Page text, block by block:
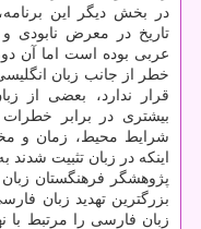
در بخش دیگر این
تاریخ در معرض نابودی
عربی بوده است اما آن
خطر از جانب زبان
قرار ندارد، بعضی از
بیشتری در برابر خطرات
شرایط محیط، زمان و
اینكه در زبان تثبیت شدند
پژوهشگر فرهنگستان
بزرگترین تهدید زبان
زبان فارسی را مرتبط با